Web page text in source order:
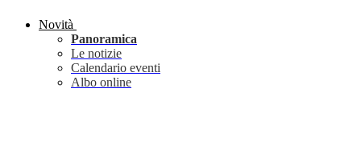
Novità
Panoramica
Le notizie
Calendario eventi
Albo online